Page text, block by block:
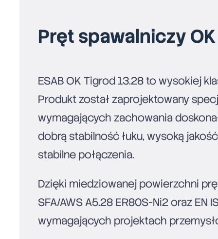
Pręt spawalniczy
ESAB OK Tigrod 13.28 to wysokiej
Produkt został zaprojektowany
wymagających zachowania
dobrą stabilność łuku, wysoką
stabilne połączenia.
Dzięki miedziowanej powierzchni
SFA/AWS A5.28 ER80S-Ni2 oraz
wymagających projektach